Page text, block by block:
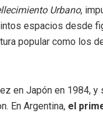
Urbano,
espacios desde
popular como los
en Japón en 1984,
En Argentina, el